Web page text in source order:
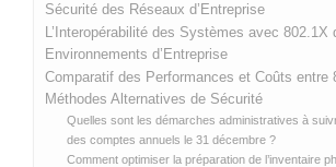
Sécurité des Réseaux d’Entreprise
L’Interopérabilité des Systèmes avec 802.1X
Environnements d’Entreprise
Comparatif des Performances et Coûts entre
Méthodes Alternatives de Sécurité
Quelles sont les démarches administratives à
des comptes annuels le 31 décembre ?
Comment optimiser la préparation de l’inventaire